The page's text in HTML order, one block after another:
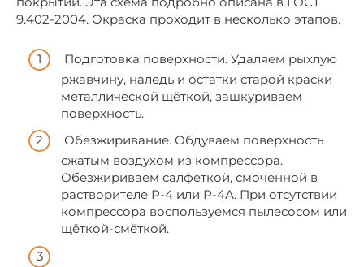
9.402-2004. Окраска проходит в несколько этапов.
Подготовка поверхности. Удаляем рыхлую
ржавчину, наледь и остатки старой краски
металлической щёткой, зашкуриваем
поверхность.
Обезжиривание. Обдуваем поверхность
сжатым воздухом из компрессора.
Обезжириваем салфеткой, смоченной в
растворителе Р-4 или Р-4А. При отсутствии
компрессора воспользуемся пылесосом или
щёткой-смёткой.